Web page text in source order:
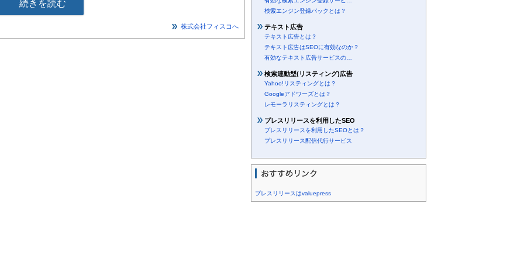
続きを読む
株式会社フィスコへ
検索エンジン登録パックとは？
テキスト広告
テキスト広告とは？
テキスト広告はSEOに有効なのか？
有効なテキスト広告サービスの…
検索連動型(リスティング)広告
Yahoo!リスティングとは？
Googleアドワーズとは？
レモーラリスティングとは？
プレスリリースを利用したSEO
プレスリリースを利用したSEOとは？
プレスリリース配信代行サービス
プレスリリースはvaluepress